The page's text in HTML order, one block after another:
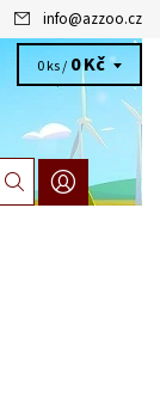
info@azzoo.cz
0 ks / 0 Kč